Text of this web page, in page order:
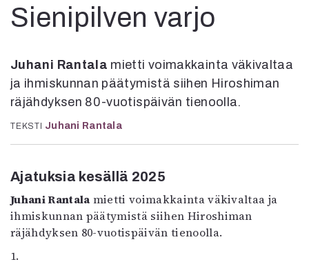
In English
Esitystaide
Lehdet
4/2026
5/2025
Lehtiarkisto
Info
Sienipilven varjo
Juhani Rantala mietti voimakkainta väkivaltaa
ja ihmiskunnan päätymistä siihen Hiroshiman
räjähdyksen 80-vuotispäivän tienoolla.
TEKSTI Juhani Rantala
Ajatuksia kesällä 2025
Juhani Rantala mietti voimakkainta väkivaltaa ja
ihmiskunnan päätymistä siihen Hiroshiman
räjähdyksen 80-vuotispäivän tienoolla.
1.